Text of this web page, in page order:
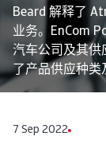
Beard 解释了
业务。EnCom
汽车公司及其供
了产品供应种类
7 Sep 2022